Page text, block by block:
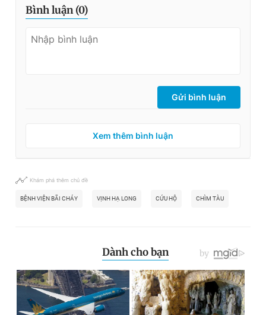
Bình luận (0)
Gửi bình luận
Xem thêm bình luận
Khám phá thêm chủ đề
BỆNH VIỆN BÃI CHÁY VỊNH HẠ LONG CỨU HỘ CHÌM TÀU